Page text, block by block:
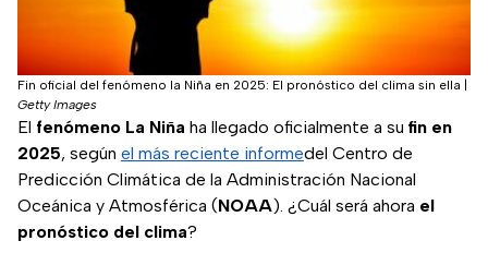
Fin oficial del fenómeno la Niña en 2025: El pronóstico del clima sin ella
Getty Images
El fenómeno La Niña ha llegado oficialmente a su fin en
2025, según el más reciente informedel Centro de
Predicción Climática de la Administración Nacional
Oceánica y Atmosférica (NOAA). ¿Cuál será ahora el
pronóstico del clima?